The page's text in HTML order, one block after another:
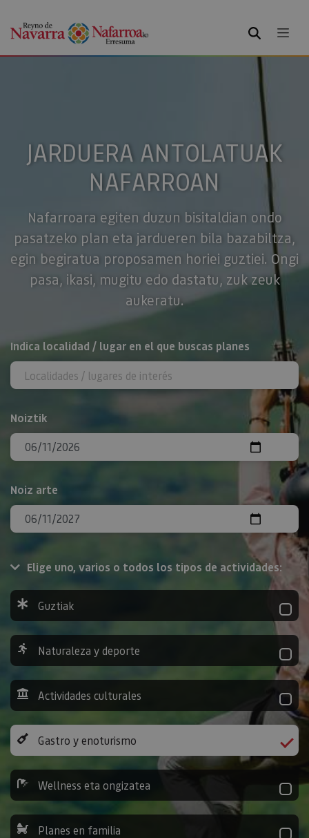
BILATU
JARDUERA ANTOLATUAK
NAFARROAN
Nafarroara egiten duzun bisitaldian ondo
pasatzeko plan eta jardueren bila bazabiltza,
egin begiratua proposamen horiei guztiei. Ongi
pasa, ikasi, mugitu edo dastatu, zuk zeuk
aukeratu.
BILATU
Indica localidad / lugar en el que buscas planes
Noiztik
Noiz arte
Elige uno, varios o todos los tipos de actividades:
Guztiak
Naturaleza y deporte
Actividades culturales
Gastro y enoturismo
Wellness eta ongizatea
Planes en familia